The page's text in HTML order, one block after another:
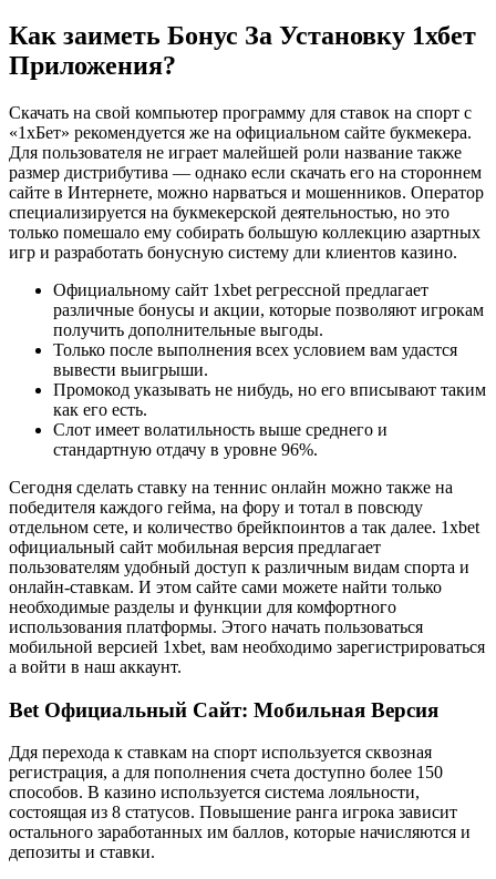
Как заиметь Бонус За Установку 1хбет
Приложения?
Скачать на свой компьютер программу для ставок на спорт с
«1хБет» рекомендуется же на официальном сайте букмекера.
Для пользователя не играет малейшей роли название также
размер дистрибутива ― однако если скачать его на стороннем
сайте в Интернете, можно нарваться и мошенников. Оператор
специализируется на букмекерской деятельностью, но это
только помешало ему собирать большую коллекцию азартных
игр и разработать бонусную систему дли клиентов казино.
Официальному сайт 1xbet регрессной предлагает
различные бонусы и акции, которые позволяют игрокам
получить дополнительные выгоды.
Только после выполнения всех условием вам удастся
вывести выигрыши.
Промокод указывать не нибудь, но его вписывают таким
как его есть.
Слот имеет волатильность выше среднего и
стандартную отдачу в уровне 96%.
Сегодня сделать ставку на теннис онлайн можно также на
победителя каждого гейма, на фору и тотал в повсюду
отдельном сете, и количество брейкпоинтов а так далее. 1xbet
официальный сайт мобильная версия предлагает
пользователям удобный доступ к различным видам спорта и
онлайн-ставкам. И этом сайте сами можете найти только
необходимые разделы и функции для комфортного
использования платформы. Этого начать пользоваться
мобильной версией 1xbet, вам необходимо зарегистрироваться
а войти в наш аккаунт.
Bet Официальный Сайт: Мобильная Версия
Ддя перехода к ставкам на спорт используется сквозная
регистрация, а для пополнения счета доступно более 150
способов. В казино используется система лояльности,
состоящая из 8 статусов. Повышение ранга игрока зависит
остального заработанных им баллов, которые начисляются и
депозиты и ставки.